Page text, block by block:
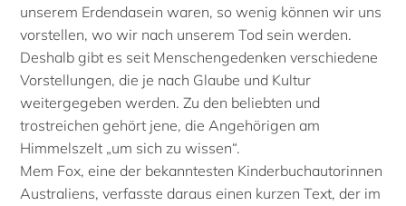
unserem Erdendasein waren, so wenig können wir uns
vorstellen, wo wir nach unserem Tod sein werden.
Deshalb gibt es seit Menschengedenken verschiedene
Vorstellungen, die je nach Glaube und Kultur
weitergegeben werden. Zu den beliebten und
trostreichen gehört jene, die Angehörigen am
Himmelszelt „um sich zu wissen“.
Mem Fox, eine der bekanntesten Kinderbuchautorinnen
Australiens, verfasste daraus einen kurzen Text, der im